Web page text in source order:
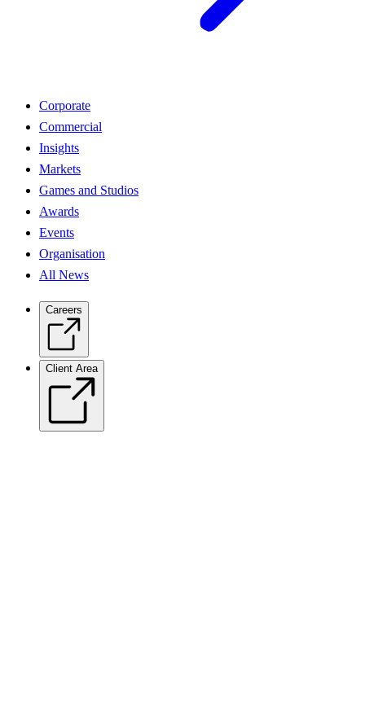
Corporate
Commercial
Insights
Markets
Games and Studios
Awards
Events
Organisation
All News
Careers
Client Area